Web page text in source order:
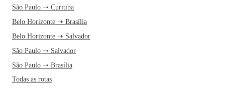
São Paulo ➝ Curitiba
Belo Horizonte ➝ Brasília
Belo Horizonte ➝ Salvador
São Paulo ➝ Salvador
São Paulo ➝ Brasília
Todas as rotas